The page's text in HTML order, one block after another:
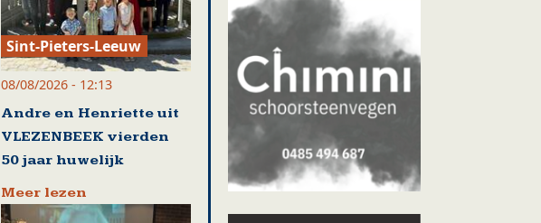
Sint-Pieters-Leeuw
08/08/2026 - 12:13
Andre en Henriette uit
VLEZENBEEK vierden
50 jaar huwelijk
Meer lezen